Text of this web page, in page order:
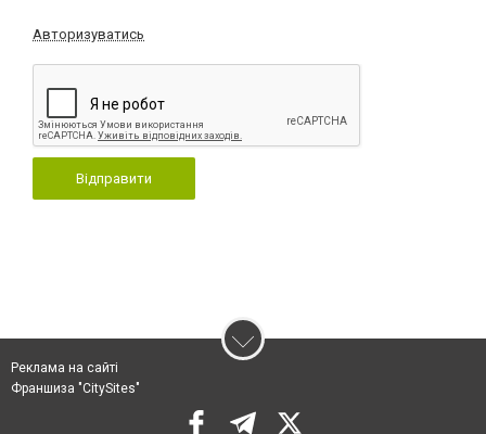
Авторизуватись
Відправити
Реклама на сайті
Франшиза "CitySites"